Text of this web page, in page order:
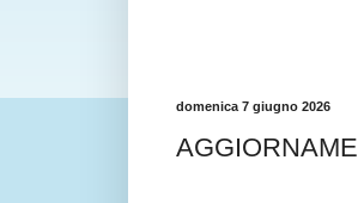
domenica 7 giugno 2026